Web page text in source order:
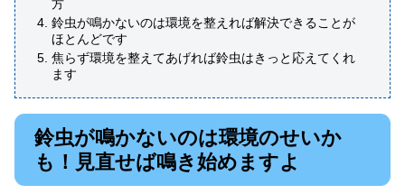
方
鈴虫が鳴かないのは環境を整えれば解決できることが
ほとんどです
焦らず環境を整えてあげれば鈴虫はきっと応えてくれ
ます
鈴虫が鳴かないのは環境のせいか
も！見直せば鳴き始めますよ